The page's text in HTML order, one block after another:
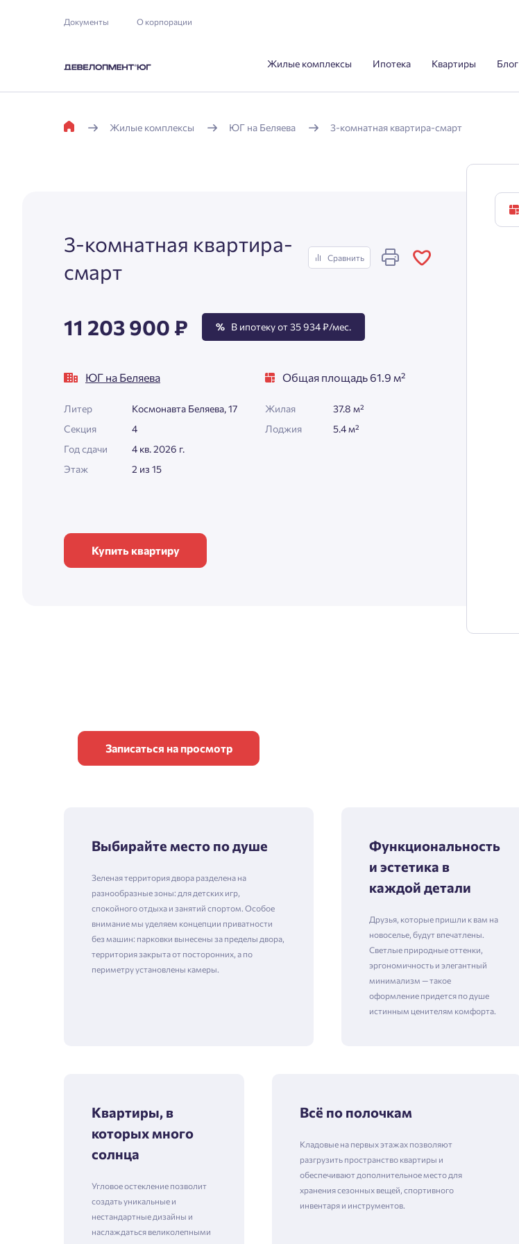
Документы О корпорации
Жилые комплексы Ипотека Квартиры Блог
Жилые комплексы ЮГ на Беляева 3-комнатная квартира-смарт
3-комнатная квартира-
смарт
Сравнить
11 203 900 ₽ % В ипотеку от 35 934 ₽/мес.
ЮГ на Беляева
Литер
Космонавта Беляева, 17
Секция
4
Год сдачи
4 кв. 2026 г.
Этаж
2 из 15
Общая площадь 61.9 м²
Жилая
37.8 м²
Лоджия
5.4 м²
Купить квартиру
Записаться на просмотр
Выбирайте место по душе
Зеленая территория двора разделена на
разнообразные зоны: для детских игр,
спокойного отдыха и занятий спортом. Особое
внимание мы уделяем концепции приватности
без машин: парковки вынесены за пределы двора,
территория закрыта от посторонних, а по
периметру установлены камеры.
Функциональность
и эстетика в
каждой детали
Друзья, которые пришли к вам на
новоселье, будут впечатлены.
Светлые природные оттенки,
эргономичность и элегантный
минимализм — такое
оформление придется по душе
истинным ценителям комфорта.
Квартиры, в
которых много
солнца
Угловое остекление позволит
создать уникальные и
нестандартные дизайны и
наслаждаться великолепными
Всё по полочкам
Кладовые на первых этажах позволяют
разгрузить пространство квартиры и
обеспечивают дополнительное место для
хранения сезонных вещей, спортивного
инвентаря и инструментов.